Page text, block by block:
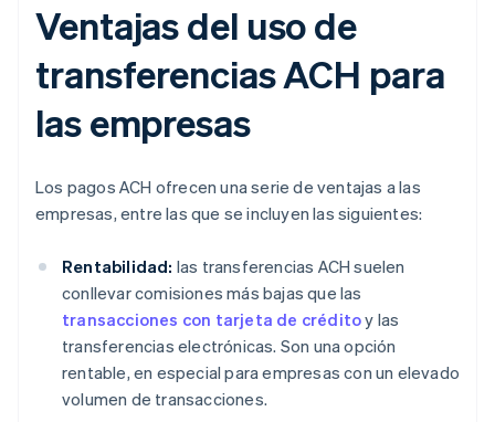
Ventajas del uso de
transferencias ACH para
las empresas
Los pagos ACH ofrecen una serie de ventajas a las
empresas, entre las que se incluyen las siguientes:
Rentabilidad: las transferencias ACH suelen
conllevar comisiones más bajas que las
transacciones con tarjeta de créditoy las
transferencias electrónicas. Son una opción
rentable, en especial para empresas con un elevado
volumen de transacciones.